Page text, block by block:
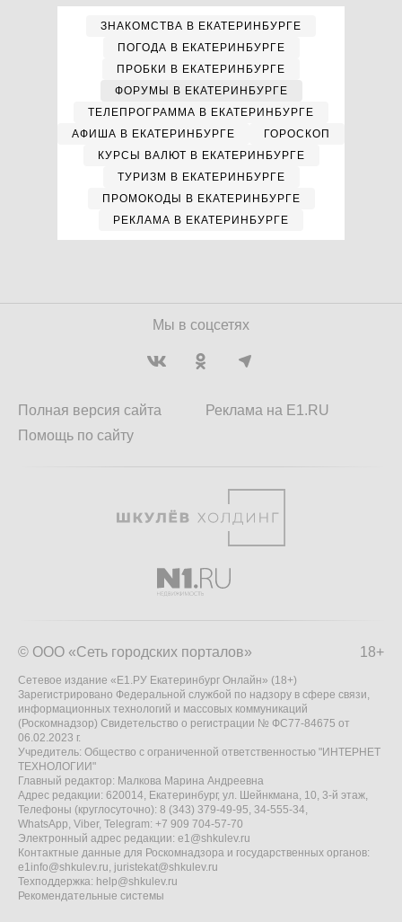
ЗНАКОМСТВА В ЕКАТЕРИНБУРГЕ
ПОГОДА В ЕКАТЕРИНБУРГЕ
ПРОБКИ В ЕКАТЕРИНБУРГЕ
ФОРУМЫ В ЕКАТЕРИНБУРГЕ
ТЕЛЕПРОГРАММА В ЕКАТЕРИНБУРГЕ
АФИША В ЕКАТЕРИНБУРГЕ
ГОРОСКОП
КУРСЫ ВАЛЮТ В ЕКАТЕРИНБУРГЕ
ТУРИЗМ В ЕКАТЕРИНБУРГЕ
ПРОМОКОДЫ В ЕКАТЕРИНБУРГЕ
РЕКЛАМА В ЕКАТЕРИНБУРГЕ
Мы в соцсетях
Полная версия сайта
Помощь по сайту
Реклама на E1.RU
18+
© ООО «Сеть городских порталов»
Сетевое издание «Е1.РУ Екатеринбург Онлайн» (18+)
Зарегистрировано Федеральной службой по надзору в сфере связи,
информационных технологий и массовых коммуникаций
(Роскомнадзор) Свидетельство о регистрации № ФС77-84675 от
06.02.2023 г.
Учредитель: Общество с ограниченной ответственностью "ИНТЕРНЕТ
ТЕХНОЛОГИИ"
Главный редактор: Малкова Марина Андреевна
Адрес редакции: 620014, Екатеринбург, ул. Шейнкмана, 10, 3-й этаж,
Телефоны (круглосуточно): 8 (343) 379-49-95, 34-555-34,
WhatsApp, Viber, Telegram: +7 909 704-57-70
Электронный адрес редакции: e1@shkulev.ru
Контактные данные для Роскомнадзора и государственных органов:
e1info@shkulev.ru, juristekat@shkulev.ru
Техподдержка: help@shkulev.ru
Рекомендательные системы